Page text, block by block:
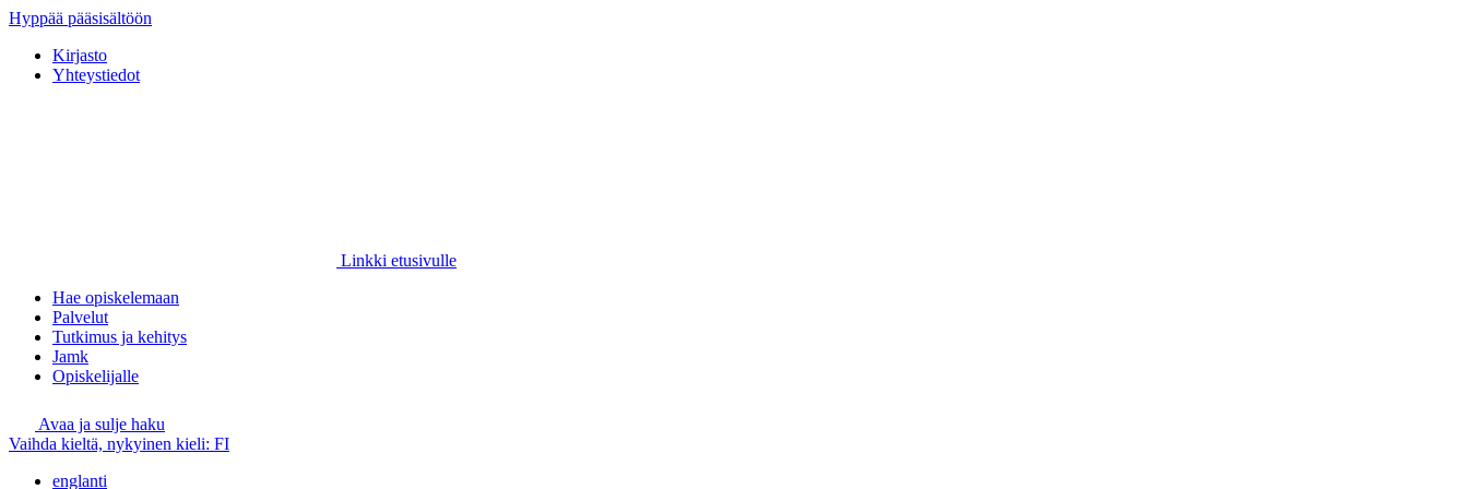
Hyppää pääsisältöön
Kirjasto
Yhteystiedot
Linkki etusivulle
Hae opiskelemaan
Palvelut
Tutkimus ja kehitys
Jamk
Opiskelijalle
Avaa ja sulje haku
Vaihda kieltä, nykyinen kieli: FI
englanti